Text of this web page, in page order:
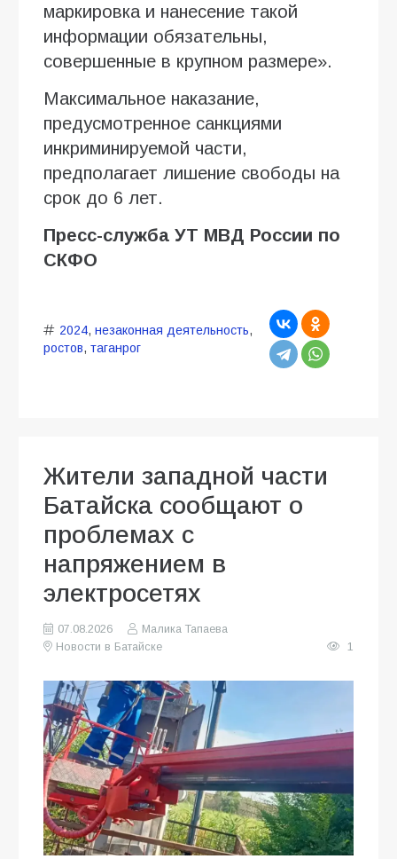
маркировка и нанесение такой
информации обязательны,
совершенные в крупном размере».
Максимальное наказание,
предусмотренное санкциями
инкриминируемой части,
предполагает лишение свободы на
срок до 6 лет.
Пресс-служба УТ МВД России по
СКФО
2024, незаконная деятельность,
ростов, таганрог
Жители западной части
Батайска сообщают о
проблемах с
напряжением в
электросетях
07.08.2026
Малика Тапаева
Новости в Батайске
1